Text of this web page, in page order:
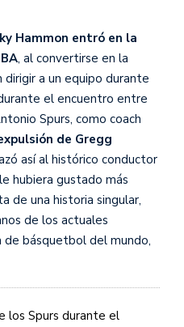
Hammon entró en la
, al convertirse en la
dirigir a un equipo durante
el encuentro entre
Spurs, como coach
de Gregg
así al histórico conductor
hubiera gustado más
de una historia singular,
de los actuales
de básquetbol del mundo,
los Spurs durante el